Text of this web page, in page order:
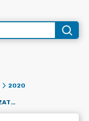
2020
OR.0050.680.2020_FB W SPRAWIE ZATWIERDZENIA SPRAWOZDANIA FINANSOWEGO MIEJSKIEGO OŚRODKA KULTURY W ŻORACH ZA OKRES OD 1 STYCZNIA 2019R. DO 31 GRUDNIA 2019R.